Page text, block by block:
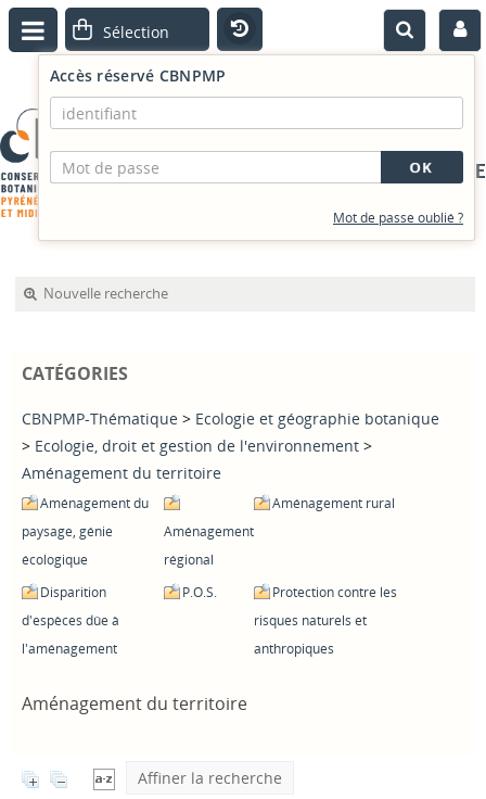
PORTAIL DOCUMENTAIRE
Accès réservé CBNPMP
Mot de passe oublié ?
Nouvelle recherche
CATÉGORIES
CBNPMP-Thématique > Ecologie et géographie botanique
> Ecologie, droit et gestion de l'environnement >
Aménagement du territoire
Aménagement du
paysage, génie
écologique
Aménagement
régional
Aménagement rural
Disparition
d'espèces dûe à
l'aménagement
P.O.S.
Protection contre les
risques naturels et
anthropiques
Aménagement du territoire
Affiner la recherche